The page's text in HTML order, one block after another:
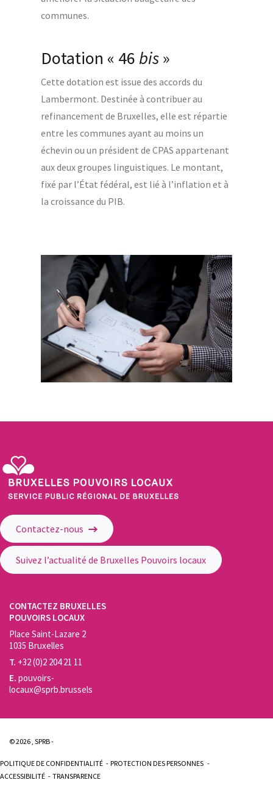
communes.
Dotation « 46 bis»
Cette dotation est issue des accords du
Lambermont. Destinée à contribuer au
refinancement de Bruxelles, elle est répartie
entre les communes ayant au moins un
échevin ou un président de CPAS appartenant
aux deux groupes linguistiques. Le montant,
fixé par l’État fédéral, est lié à l’inflation et à
la croissance du PIB.
Contactez-nous
Suivez l’actualité de Bruxelles Pouvoirs locaux
CONTACTEZ BRUXELLES
POUVOIRS LOCAUX
Place Saint-Lazare 2
1035 Bruxelles
T. +32 (0)2 204 21 11
E. pouvoirs-
locaux@sprb.brussels
© 2026 , SPRB -
POLITIQUE DE CONFIDENTIALITÉ
PROTECTION DES PERSONNES
ACCESSIBILITÉ
TRANSPARENCE